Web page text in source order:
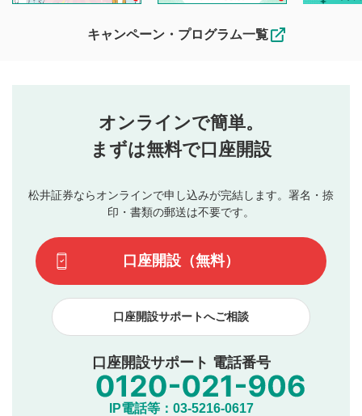
投稿するボタン
星で評価をすると投稿できます。（お名前とコメント
3
動画の評価
です）
待ちしております。
なお、投稿をもって、本注意事項に同意されたものとみなし
行ってください。
当社は、利用者同士、もしくは利用者と第三者間のトラ
ブルによって生じた損害に対して一切の責任を負いませ
評価およびコメントは当社にて審査のうえ、掲載となり
ます。掲載されるまでに日数がかかる場合や掲載されない
てはお答えできません。各動画コンテンツへの掲載をもっ
て結果のご連絡といたします。ご了承ください。
下記の項目に該当すると判断された投稿内容は、掲載を
見合わせる場合がございます。
本動画コンテンツとは無関係の内容の投稿
他者への誹謗中傷や差別的表現投稿
公序良俗に反する内容の投稿
氏名、住所、電話番号など個人を特定できる情報の
他のサイトへの誘導や営利目的、広告・宣伝を目
キャンペーン・プログラム一覧
オンラインで簡単。
まずは無料で口座開設
松井証券ならオンラインで申し込みが完結します。署名・捺
印・書類の郵送は不要です。
口座開設（無料）
口座開設サポートへご相談
口座開設サポート 電話番号
IP電話等：03-5216-0617